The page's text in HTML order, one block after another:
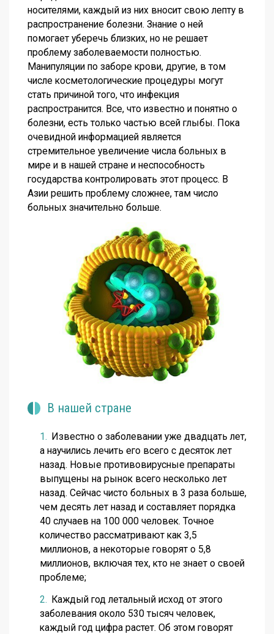
носителями, каждый из них вносит свою лепту в
распространение болезни. Знание о ней
помогает уберечь близких, но не решает
проблему заболеваемости полностью.
Манипуляции по заборе крови, другие, в том
числе косметологические процедуры могут
стать причиной того, что инфекция
распространится. Все, что известно и понятно о
болезни, есть только частью всей глыбы. Пока
очевидной информацией является
стремительное увеличение числа больных в
мире и в нашей стране и неспособность
государства контролировать этот процесс. В
Азии решить проблему сложнее, там число
больных значительно больше.
В нашей стране
Известно о заболевании уже двадцать лет,
а научились лечить его всего с десяток лет
назад. Новые противовирусные препараты
выпущены на рынок всего несколько лет
назад. Сейчас чисто больных в 3 раза больше,
чем десять лет назад и составляет порядка
40 случаев на 100 000 человек. Точное
количество рассматривают как 3,5
миллионов, а некоторые говорят о 5,8
миллионов, включая тех, кто не знает о своей
проблеме;
Каждый год летальный исход от этого
заболевания около 530 тысяч человек,
каждый год цифра растет. Об этом говорят